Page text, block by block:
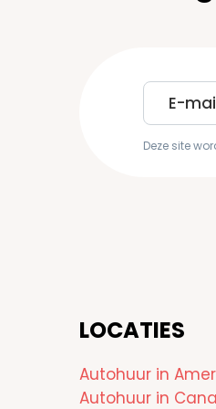
E-
mailadres
Deze site
LOCATIES
Autohuur in
Autohuur in